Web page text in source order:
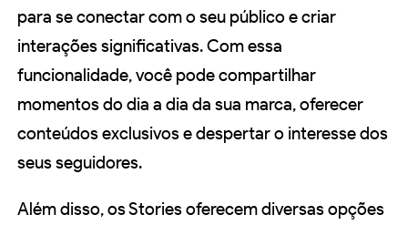
para se conectar com o seu público e criar
interações significativas. Com essa
funcionalidade, você pode compartilhar
momentos do dia a dia da sua marca, oferecer
conteúdos exclusivos e despertar o interesse dos
seus seguidores.
Além disso, os Stories oferecem diversas opções